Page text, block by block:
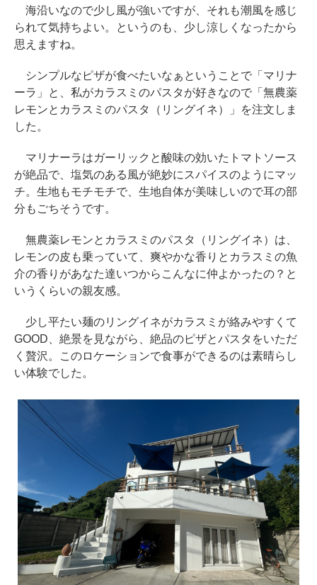
海沿いなので少し風が強いですが、それも潮風を感じ
られて気持ちよい。というのも、少し涼しくなったから
思えますね。
シンプルなピザが食べたいなぁということで「マリナ
ーラ」と、私がカラスミのパスタが好きなので「無農薬
レモンとカラスミのパスタ（リングイネ）」を注文しま
した。
マリナーラはガーリックと酸味の効いたトマトソース
が絶品で、塩気のある風が絶妙にスパイスのようにマッ
チ。生地もモチモチで、生地自体が美味しいので耳の部
分もごちそうです。
無農薬レモンとカラスミのパスタ（リングイネ）は、
レモンの皮も乗っていて、爽やかな香りとカラスミの魚
介の香りがあなた達いつからこんなに仲よかったの？と
いうくらいの親友感。
少し平たい麺のリングイネがカラスミが絡みやすくて
GOOD、絶景を見ながら、絶品のピザとパスタをいただ
く贅沢。このロケーションで食事ができるのは素晴らし
い体験でした。